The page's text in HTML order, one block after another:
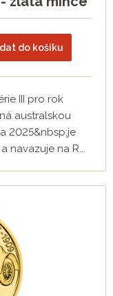
do košíku
III pro rok
australskou
2025&nbsp;je
navazuje na R...